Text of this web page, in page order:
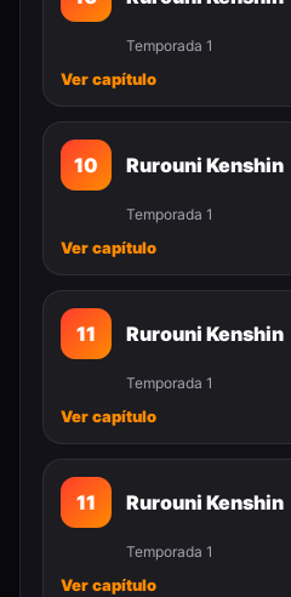
Temporada 1
Ver capítulo
10 Rurouni Kenshin
Temporada 1
Ver capítulo
11 Rurouni Kenshin
Temporada 1
Ver capítulo
11 Rurouni Kenshin
Temporada 1
Ver capítulo